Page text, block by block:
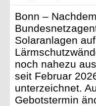
Bonn –
Solaranlagen
noch nahezu
seit Februar
unterzeichnet.
Gebotstermin